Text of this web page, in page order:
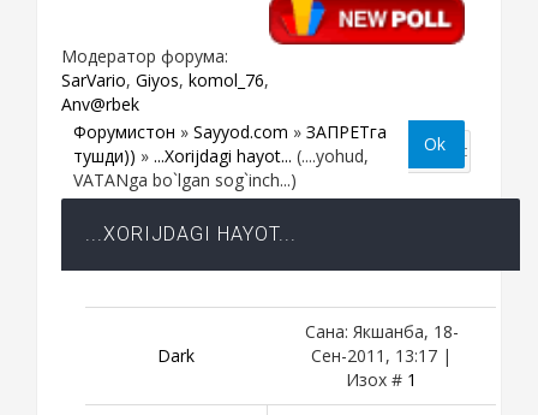
Модератор форума:
SarVario, Giyos, komol_76,
Anv@rbek
Форумистон » Sayyod.com » ЗАПРЕТга
тушди)) » ...Xorijdagi hayot... (....yohud,
VATANga bo`lgan sog`inch...)
...XORIJDAGI HAYOT...
Dark
Сана: Якшанба, 18-
Сен-2011, 13:17 |
Изох # 1